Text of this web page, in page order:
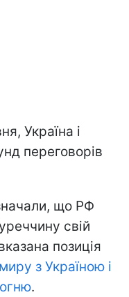
Україна і
переговорів
що РФ
свій
позиція
з Україною і
.